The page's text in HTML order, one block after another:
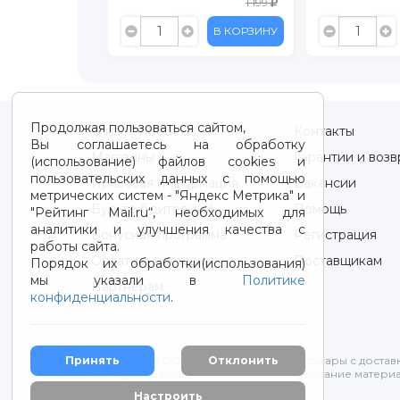
В КОРЗИНУ
Продолжая пользоваться сайтом,
Вы соглашаетесь на обработку
(использование) файлов cookies и
пользовательских данных с помощью
метрических систем - "Яндекс Метрика" и
"Рейтинг Mail.ru“, необходимых для
аналитики и улучшения качества с
работы сайта.
Порядок их обработки(использования)
мы указали в Политике
конфиденциальности.
Принять Отклонить
Настроить
О нас / About us
Контакты
Магазины
Гарантии и
Правовая информация
Вакансии
Будьте бдительны!
Помощь
Бонусная программа
Регистрация
Оплата и доставка
Поставщикам
Партнерам
2012-2026 © ООО "ВОТОНЯ". Детские товары с
Все права защищены. Любое использование
Политика конфиденциальности